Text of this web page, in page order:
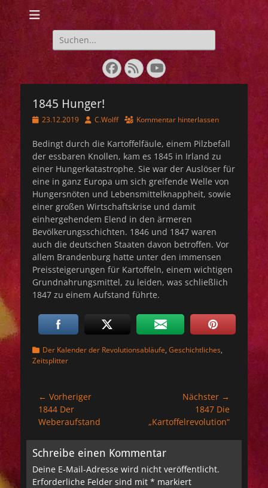
Webseite der IG
Lebendige
Geschichte 1848-
Suchen
nach:
Facebook
FeedYouTube
1845 Hunger!
Veröffentlicht
23.12.2019 AutorC.Wolff Kommentar hinterlassen
Bedingt durch die Kartoffelfäule, einem Pilzbefall
der essbaren Knollen, kam es 1845 in Irland zu
einer Hungerkatastrophe. Sie war der Auslöser für
eine in ganz Europa um sich greifende Welle von
Hungersnöten und Lebensmittelknappheit, sowie
einer großen Wirtschaftskrise und damit
einhergehendem Elend in den ärmeren
Bevölkerungsschichten. 1846 und 1847 waren
auch die deutschen Staaten davon betroffen. Vor
allem Brandenburg hatte unter den immensen
Preissteigerungen für Kartoffeln, einem wichtigen
Grundnahrungsmittel, zu leiden, was schließlich
1847 zu einem Aufstand führte.
Kategorien
Der Kalender der Revolutionsabläufe, Geschichtliches,
Zeitsplitter
Beitragsnavigation
← Vorheriger
Vorheriger
Beitrag:
1844 Der
Weberaufstand
Nächster →
Beitrag:
1847 Die
„Kartoffelrevolution“
Schreibe einen Kommentar
Deine E-Mail-Adresse wird nicht veröffentlicht.
Erforderliche Felder sind mit * markiert